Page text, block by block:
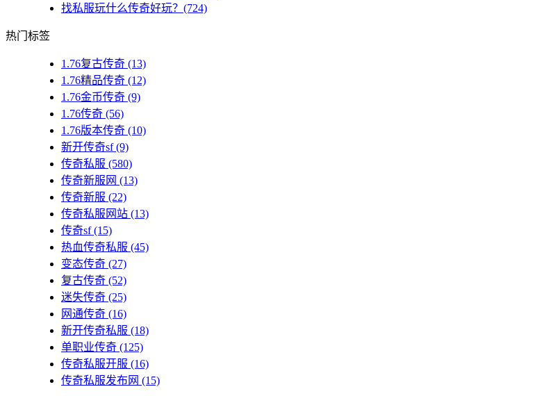
找私服玩什么传奇好玩？(724)
热门标签
1.76复古传奇 (13)
1.76精品传奇 (12)
1.76金币传奇 (9)
1.76传奇 (56)
1.76版本传奇 (10)
新开传奇sf(9)
传奇私服 (580)
传奇新服网 (13)
传奇新服 (22)
传奇私服网站 (13)
传奇sf(15)
热血传奇私服 (45)
变态传奇 (27)
复古传奇 (52)
迷失传奇 (25)
网通传奇 (16)
新开传奇私服 (18)
单职业传奇 (125)
传奇私服开服 (16)
传奇私服发布网 (15)